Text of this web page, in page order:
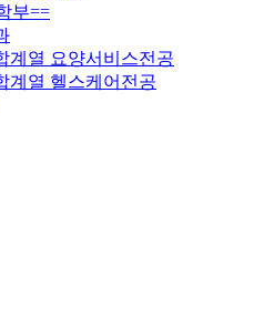
부==
계열 요양서비스전공
계열 헬스케어전공